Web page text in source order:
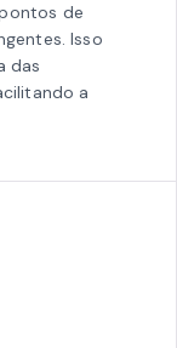
de
Isso
das
a